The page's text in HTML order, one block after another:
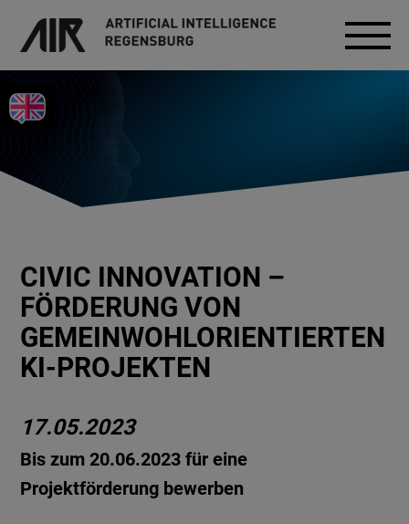
CIVIC INNOVATION –
FÖRDERUNG VON
GEMEINWOHLORIENTIERTEN
KI-PROJEKTEN
17.05.2023
Bis zum 20.06.2023 für eine
Projektförderung bewerben